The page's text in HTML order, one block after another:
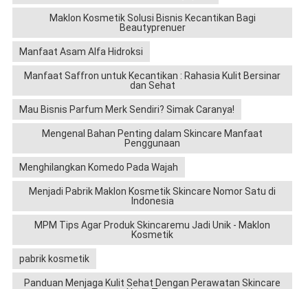
Maklon Kosmetik Solusi Bisnis Kecantikan Bagi
Beautyprenuer
Manfaat Asam Alfa Hidroksi
Manfaat Saffron untuk Kecantikan : Rahasia Kulit Bersinar
dan Sehat
Mau Bisnis Parfum Merk Sendiri? Simak Caranya!
Mengenal Bahan Penting dalam Skincare Manfaat
Penggunaan
Menghilangkan Komedo Pada Wajah
Menjadi Pabrik Maklon Kosmetik Skincare Nomor Satu di
Indonesia
MPM Tips Agar Produk Skincaremu Jadi Unik - Maklon
Kosmetik
pabrik kosmetik
Panduan Menjaga Kulit Sehat Dengan Perawatan Skincare